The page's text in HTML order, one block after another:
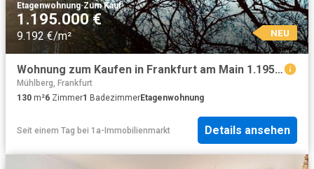
Etagenwohnung·Zum Kauf
1.195.000 €
9.192 €/m² NEU
Wohnung zum Kaufen in Frankfurt am Main 1.195.000,00 EUR 130 m²
Mühlberg, Frankfurt
130 m²6 Zimmer1 BadezimmerEtagenwohnung
Seit einem Tag bei 1a-Immobilienmarkt Details ansehen